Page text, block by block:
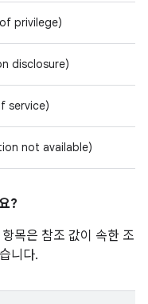
privilege)
disclosure)
service)
not available)
?
목은 참조 값이 속한 조
니다.